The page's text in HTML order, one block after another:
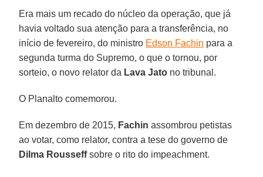
Era mais um recado do núcleo da operação, que já
havia voltado sua atenção para a transferência, no
início de fevereiro, do ministro Edson Fachin para a
segunda turma do Supremo, o que o tornou, por
sorteio, o novo relator da Lava Jato no tribunal.
O Planalto comemorou.
Em dezembro de 2015, Fachin assombrou petistas
ao votar, como relator, contra a tese do governo de
Dilma Rousseffsobre o rito do impeachment.